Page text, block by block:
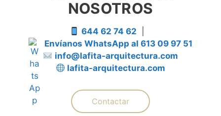
NOSOTROS
644 62 74 62
Envíanos WhatsApp al 613 09 97 51
info@lafita-arquitectura.com
lafita-arquitectura.com
Contactar